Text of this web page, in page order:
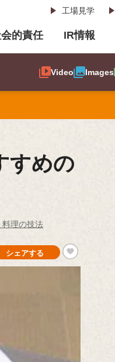
工場見学
的責任 IR情報
Video Images
すめの
理の技法
シェアする